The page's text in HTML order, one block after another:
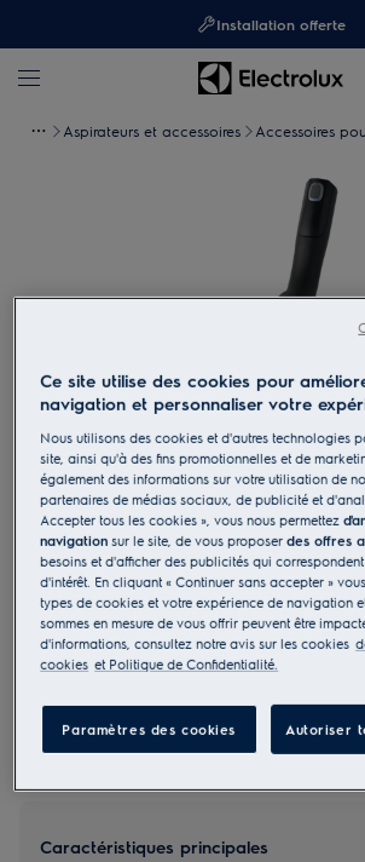
Installation offerte
Aspirateurs et accessoires Accessoires
Taper pour zoomer
ZE064
Brosse Tous sol
3 (1)
Caractéristiques principales
Ce site utilise des cookies pour
navigation et personnaliser votre
Nous utilisons des cookies et d'autres technologies
site, ainsi qu'à des fins promotionnelles et de
également des informations sur votre utilisation de
partenaires de médias sociaux, de publicité et
Accepter tous les cookies », vous nous permettez
navigation sur le site, de vous proposerdes offres
besoins et d'afficher des publicités qui
d'intérêt. En cliquant « Continuer sans accepter »
types de cookies et votre expérience de navigation
sommes en mesure de vous offrir peuvent être
d'informations, consultez notre avis sur les cookies
cookies et Politique de Confidentialité.
Paramètres des cookies Autoriser